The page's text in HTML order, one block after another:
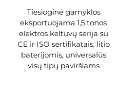
Tiesioginė gamyklos
eksportuojama 1,5 tonos
elektros keltuvų serija su
CE ir ISO sertifikatais, litio
baterijomis, universalūs
visų tipų paviršiams